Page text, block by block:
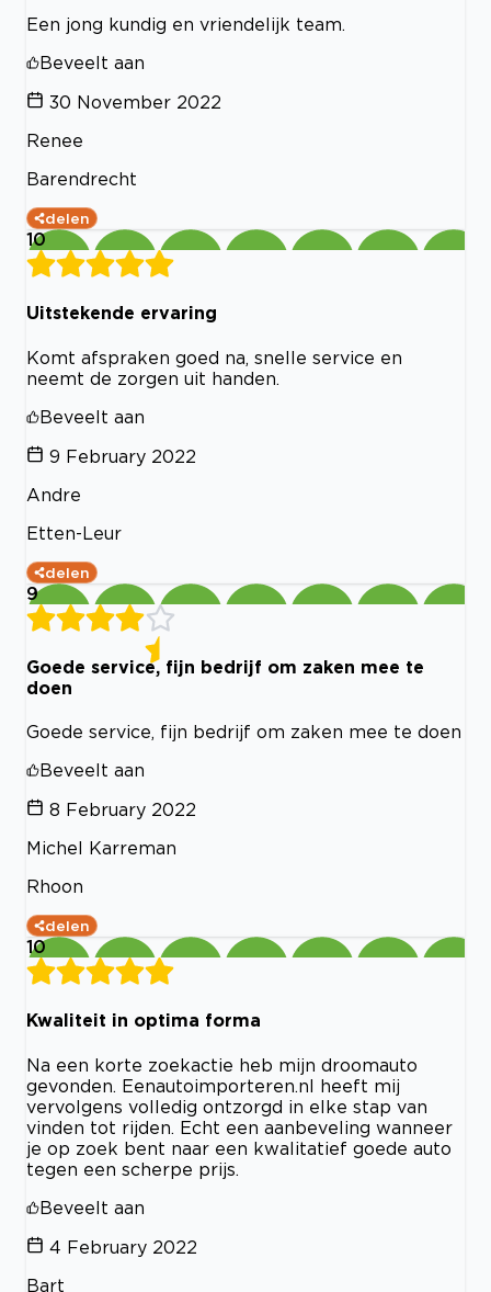
Een jong kundig en vriendelijk team.
Beveelt aan
30 November 2022
Renee
Barendrecht
delen
10
Uitstekende ervaring
Komt afspraken goed na, snelle service en
neemt de zorgen uit handen.
Beveelt aan
9 February 2022
Andre
Etten-Leur
delen
9
Goede service, fijn bedrijf om zaken mee te
doen
Goede service, fijn bedrijf om zaken mee te doen
Beveelt aan
8 February 2022
Michel Karreman
Rhoon
delen
10
Kwaliteit in optima forma
Na een korte zoekactie heb mijn droomauto
gevonden. Eenautoimporteren.nl heeft mij
vervolgens volledig ontzorgd in elke stap van
vinden tot rijden. Echt een aanbeveling wanneer
je op zoek bent naar een kwalitatief goede auto
tegen een scherpe prijs.
Beveelt aan
4 February 2022
Bart